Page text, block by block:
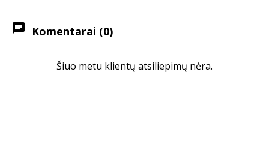
chat Komentarai (0)
Šiuo metu klientų atsiliepimų nėra.